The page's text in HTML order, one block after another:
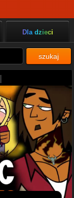
Dla dzieci
szukaj